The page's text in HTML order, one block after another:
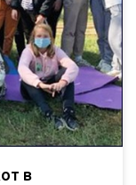
в